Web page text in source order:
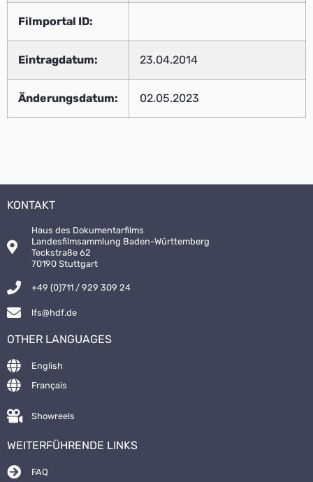
Filmportal ID:
Eintragdatum: 23.04.2014
Änderungsdatum: 02.05.2023
KONTAKT
Haus des Dokumentarfilms
Landesfilmsammlung Baden-Württemberg
Teckstraße 62
70190 Stuttgart
+49 (0)711 / 929 309 24
lfs@hdf.de
OTHER LANGUAGES
English
Français
Showreels
WEITERFÜHRENDE LINKS
FAQ